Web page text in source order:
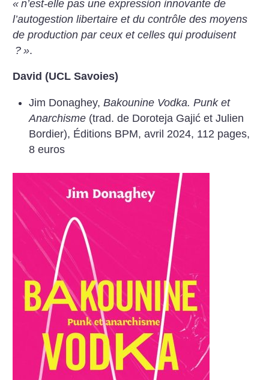
« n’est-elle pas une expression innovante de
l’autogestion libertaire et du contrôle des moyens
de production par ceux et celles qui produisent
? ».
David (UCL Savoies)
Jim Donaghey, Bakounine Vodka. Punk et
Anarchisme(trad. de Doroteja Gajić et Julien
Bordier), Éditions BPM, avril 2024, 112 pages,
8 euros